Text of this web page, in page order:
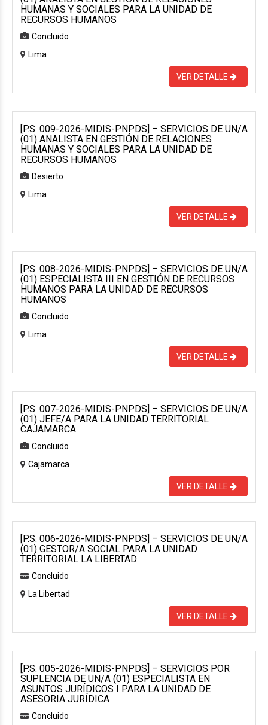
HUMANAS Y SOCIALES PARA LA UNIDAD DE
RECURSOS HUMANOS
Concluido
Lima
VER DETALLE
[P.S. 009-2026-MIDIS-PNPDS] – SERVICIOS DE UN/A
(01) ANALISTA EN GESTIÓN DE RELACIONES
HUMANAS Y SOCIALES PARA LA UNIDAD DE
RECURSOS HUMANOS
Desierto
Lima
VER DETALLE
[P.S. 008-2026-MIDIS-PNPDS] – SERVICIOS DE UN/A
(01) ESPECIALISTA III EN GESTIÓN DE RECURSOS
HUMANOS PARA LA UNIDAD DE RECURSOS
HUMANOS
Concluido
Lima
VER DETALLE
[P.S. 007-2026-MIDIS-PNPDS] – SERVICIOS DE UN/A
(01) JEFE/A PARA LA UNIDAD TERRITORIAL
CAJAMARCA
Concluido
Cajamarca
VER DETALLE
[P.S. 006-2026-MIDIS-PNPDS] – SERVICIOS DE UN/A
(01) GESTOR/A SOCIAL PARA LA UNIDAD
TERRITORIAL LA LIBERTAD
Concluido
La Libertad
VER DETALLE
[P.S. 005-2026-MIDIS-PNPDS] – SERVICIOS POR
SUPLENCIA DE UN/A (01) ESPECIALISTA EN
ASUNTOS JURÍDICOS I PARA LA UNIDAD DE
ASESORIA JURÍDICA
Concluido